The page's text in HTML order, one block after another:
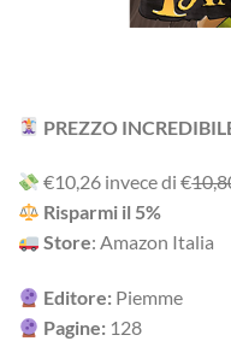
PREZZO
‎€10,26 i‎nv‎ec‎e ‎di‎ €
R‎is‎pa‎rm‎i ‎il‎ 5%
Store: Amazon Italia
Editore: Piemme
Pagine: 128